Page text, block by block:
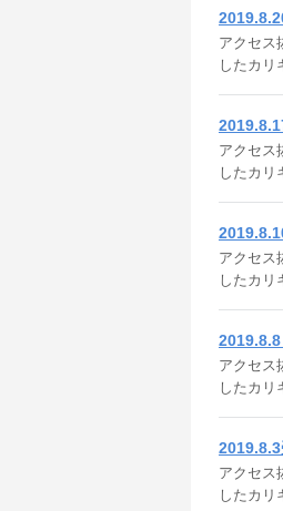
アクセス
したカリ
アクセス
したカリ
アクセス
したカリ
アクセス
したカリ
2019.8.3
アクセス
したカリ